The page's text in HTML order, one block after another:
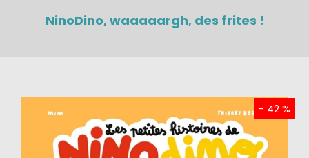
NinoDino, waaaaargh, des frites !
- 42 %